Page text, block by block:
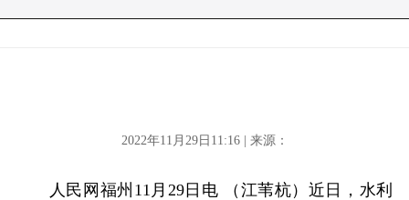
2022年11月29日11:16 | 来源：
人民网福州11月29日电 （江苇杭）近日，水利